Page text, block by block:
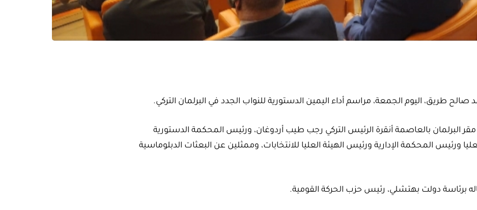
طريق، اليوم الجمعة، مراسم أداء اليمين الدستورية للنواب الجدد في البرلمان التركي.
البرلمان بالعاصمة أنقرة الرئيس التركي رجب طيب أردوغان، ورئيس المحكمة الدستورية
ورئيس المحكمة الإدارية ورئيس الهيئة العليا للانتخابات، وممثلين عن البعثات الدبلوماسية
برئاسة دولت بهتشلي، رئيس حزب الحركة القومية.